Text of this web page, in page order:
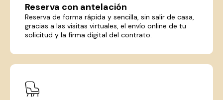
Reserva con antelación
Reserva de forma rápida y sencilla, sin salir de casa,
gracias a las visitas virtuales, el envío online de tu
solicitud y la firma digital del contrato.